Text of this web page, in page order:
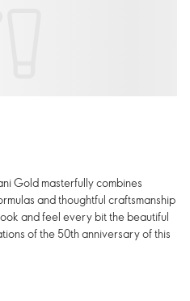
Gold masterfully combines
and thoughtful craftsmanship
and feel every bit the beautiful
of the 50th anniversary of this